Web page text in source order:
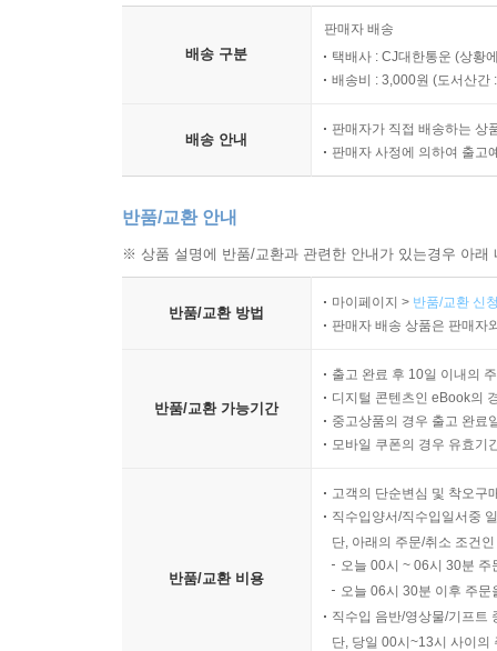
배송 구분
판매자 배송
택배사 : CJ대한통운 (상황
배송비 : 3,000원 (도서산간
배송 안내
판매자가 직접 배송하는 상
판매자 사정에 의하여 출고
반품/교환 안내
※ 상품 설명에 반품/교환과 관련한 안내가 있는경우 아
반품/교환 방법
마이페이지 > 반품/교환 신
판매자 배송 상품은 판매자
반품/교환 가능기간
출고 완료 후 10일 이내의
디지털 콘텐츠인 eBook의
중고상품의 경우 출고 완료
모바일 쿠폰의 경우 유효기
반품/교환 비용
고객의 단순변심 및 착오구
직수입양서/직수입일서중
단, 아래의 주문/취소 조건
오늘 00시 ~ 06시 30분
오늘 06시 30분 이후 주
직수입 음반/영상물/기프트
단, 당일 00시~13시 사이의